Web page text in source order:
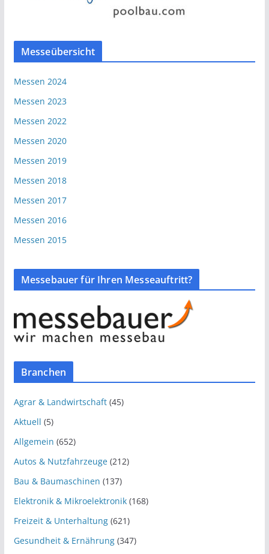
Messeübersicht
Messen 2024
Messen 2023
Messen 2022
Messen 2020
Messen 2019
Messen 2018
Messen 2017
Messen 2016
Messen 2015
Messebauer für Ihren Messeauftritt?
Branchen
Agrar & Landwirtschaft(45)
Aktuell (5)
Allgemein (652)
Autos & Nutzfahrzeuge(212)
Bau & Baumaschinen (137)
Elektronik & Mikroelektronik(168)
Freizeit & Unterhaltung(621)
Gesundheit & Ernährung(347)